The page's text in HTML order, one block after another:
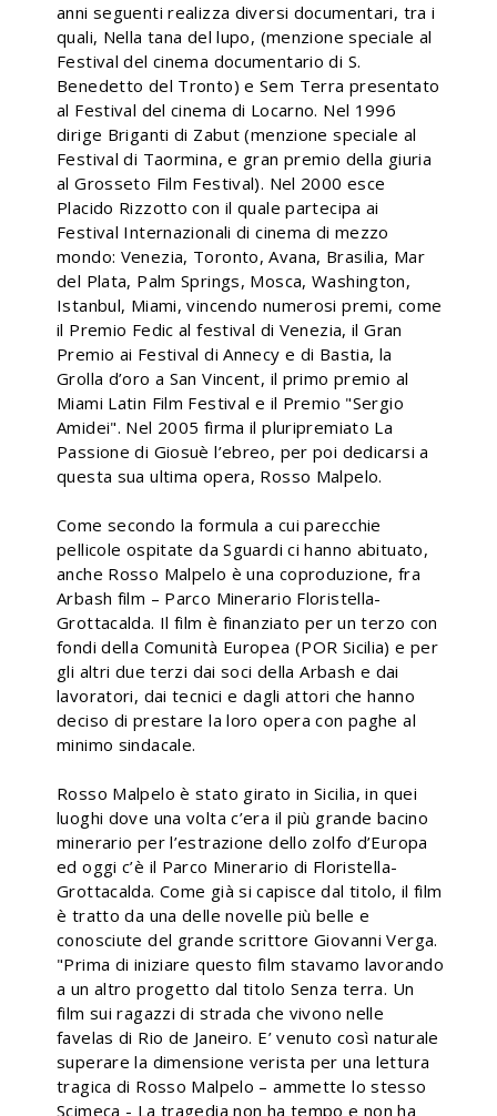
anni seguenti realizza diversi documentari, tra i
quali, Nella tana del lupo, (menzione speciale al
Festival del cinema documentario di S.
Benedetto del Tronto) e Sem Terra presentato
al Festival del cinema di Locarno. Nel 1996
dirige Briganti di Zabut (menzione speciale al
Festival di Taormina, e gran premio della giuria
al Grosseto Film Festival). Nel 2000 esce
Placido Rizzotto con il quale partecipa ai
Festival Internazionali di cinema di mezzo
mondo: Venezia, Toronto, Avana, Brasilia, Mar
del Plata, Palm Springs, Mosca, Washington,
Istanbul, Miami, vincendo numerosi premi, come
il Premio Fedic al festival di Venezia, il Gran
Premio ai Festival di Annecy e di Bastia, la
Grolla d’oro a San Vincent, il primo premio al
Miami Latin Film Festival e il Premio "Sergio
Amidei". Nel 2005 firma il pluripremiato La
Passione di Giosuè l’ebreo, per poi dedicarsi a
questa sua ultima opera, Rosso Malpelo.
Come secondo la formula a cui parecchie
pellicole ospitate da Sguardi ci hanno abituato,
anche Rosso Malpelo è una coproduzione, fra
Arbash film – Parco Minerario Floristella-
Grottacalda. Il film è finanziato per un terzo con
fondi della Comunità Europea (POR Sicilia) e per
gli altri due terzi dai soci della Arbash e dai
lavoratori, dai tecnici e dagli attori che hanno
deciso di prestare la loro opera con paghe al
minimo sindacale.
Rosso Malpelo è stato girato in Sicilia, in quei
luoghi dove una volta c’era il più grande bacino
minerario per l’estrazione dello zolfo d’Europa
ed oggi c’è il Parco Minerario di Floristella-
Grottacalda. Come già si capisce dal titolo, il film
è tratto da una delle novelle più belle e
conosciute del grande scrittore Giovanni Verga.
"Prima di iniziare questo film stavamo lavorando
a un altro progetto dal titolo Senza terra. Un
film sui ragazzi di strada che vivono nelle
favelas di Rio de Janeiro. E’ venuto così naturale
superare la dimensione verista per una lettura
tragica di Rosso Malpelo – ammette lo stesso
Scimeca - La tragedia non ha tempo e non ha